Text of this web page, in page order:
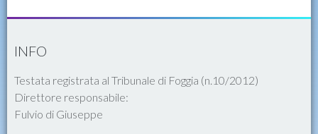
INFO
Testata registrata al Tribunale di Foggia (n.10/2012)
Direttore responsabile:
Fulvio di Giuseppe